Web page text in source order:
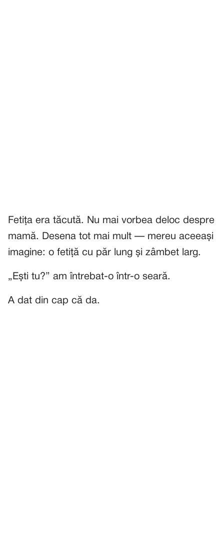
Fetița era tăcută. Nu mai vorbea deloc despre
mamă. Desena tot mai mult — mereu aceeași
imagine: o fetiță cu păr lung și zâmbet larg.
„Ești tu?” am întrebat-o într-o seară.
A dat din cap că da.